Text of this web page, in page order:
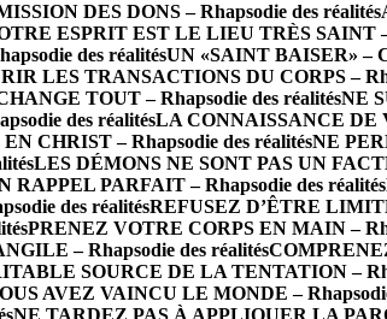
DES DONS – Rhapsodie des réalités
ESPRIT EST LE LIEU TRÈS SAINT –
des réalitésUN «SAINT BAISER» –
LES TRANSACTIONS DU CORPS –
TOUT – Rhapsodie des réalitésNE
des réalitésLA CONNAISSANCE DE
CHRIST – Rhapsodie des réalitésNE
LES DÉMONS NE SONT PAS UN
RAPPEL PARFAIT – Rhapsodie des réalités
des réalitésREFUSEZ D’ÊTRE
PRENEZ VOTRE CORPS EN MAIN –
– Rhapsodie des réalités
SOURCE DE LA TENTATION –
AVEZ VAINCU LE MONDE –
NE TARDEZ PAS À APPLIQUER LA